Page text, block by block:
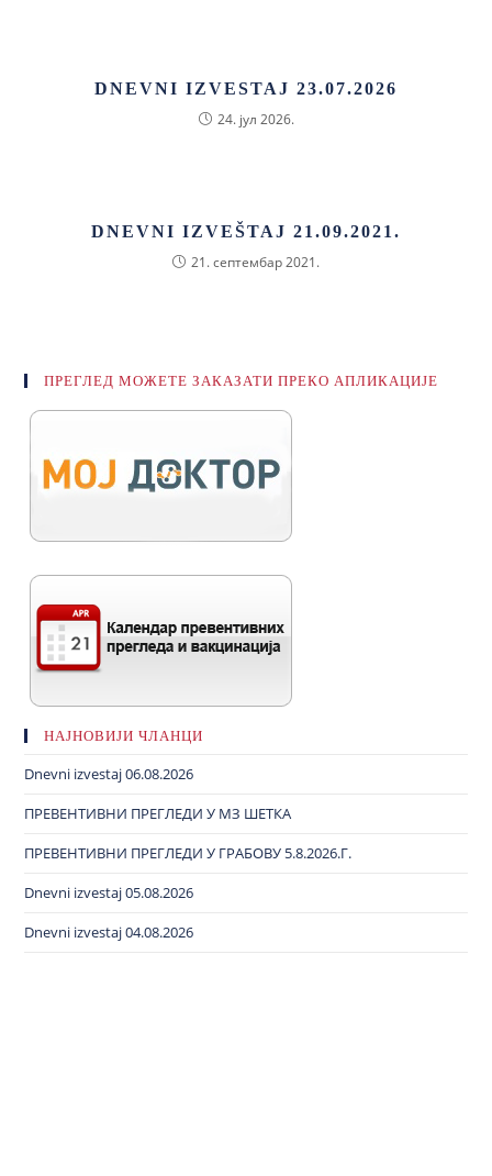
DNEVNI IZVESTAJ 23.07.2026
24. јул 2026.
DNEVNI IZVEŠTAJ 21.09.2021.
21. септембар 2021.
ПРЕГЛЕД МОЖЕТЕ ЗАКАЗАТИ ПРЕКО АПЛИКАЦИЈЕ
НАЈНОВИЈИ ЧЛАНЦИ
Dnevni izvestaj 06.08.2026
ПРЕВЕНТИВНИ ПРЕГЛЕДИ У МЗ ШЕТКА
ПРЕВЕНТИВНИ ПРЕГЛЕДИ У ГРАБОВУ 5.8.2026.Г.
Dnevni izvestaj 05.08.2026
Dnevni izvestaj 04.08.2026